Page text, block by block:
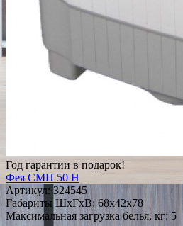
Год гарантии в подарок!
Фея СМП 50 Н
Артикул: 324545
Габариты ШxГxВ: 68x42x78
Максимальная загрузка белья, кг: 5